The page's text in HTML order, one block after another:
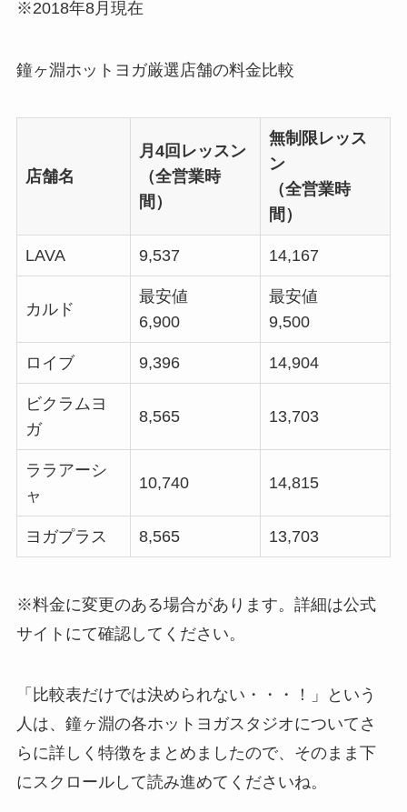
※2018年8月現在
鐘ヶ淵ホットヨガ厳選店舗の料金比較
店舗名
月4回レッスン
（全営業時
間）
無制限レッス
ン
（全営業時
間）
LAVA 9,537 14,167
カルド
最安値
6,900
最安値
9,500
ロイブ 9,396 14,904
ビクラムヨ
ガ
8,565 13,703
ララアーシ
ャ
10,740 14,815
ヨガプラス 8,565 13,703
※料金に変更のある場合があります。詳細は公式
サイトにて確認してください。
「比較表だけでは決められない・・・！」という
人は、鐘ヶ淵の各ホットヨガスタジオについてさ
らに詳しく特徴をまとめましたので、そのまま下
にスクロールして読み進めてくださいね。